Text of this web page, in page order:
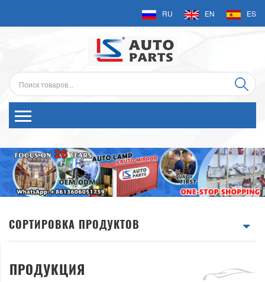
RU EN ES
СОРТИРОВКА ПРОДУКТОВ
ПРОДУКЦИЯ